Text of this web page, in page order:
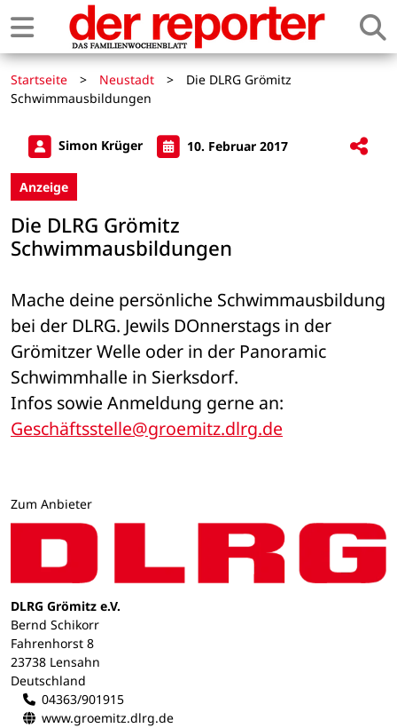
Startseite > Neustadt >
Die DLRG Grömitz
Schwimmausbildungen
Simon Krüger 10. Februar 2017
Anzeige
Die DLRG Grömitz
Schwimmausbildungen
Mache deine persönliche Schwimmausbildung
bei der DLRG. Jewils DOnnerstags in der
Grömitzer Welle oder in der Panoramic
Schwimmhalle in Sierksdorf.
Geschäftsstelle@groemitz.dlrg.de
Zum Anbieter
DLRG Grömitz e.V.
Bernd Schikorr
Fahrenhorst 8
23738 Lensahn
Deutschland
04363/901915
www.groemitz.dlrg.de